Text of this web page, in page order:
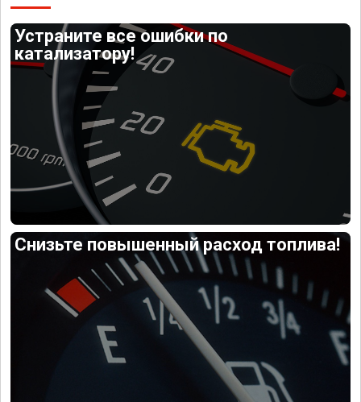
Устраните все ошибки по
катализатору!
Снизьте повышенный расход топлива!